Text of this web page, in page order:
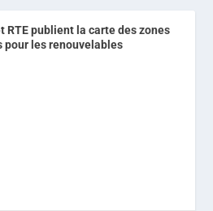
RTE publient la carte des zones
pour les renouvelables